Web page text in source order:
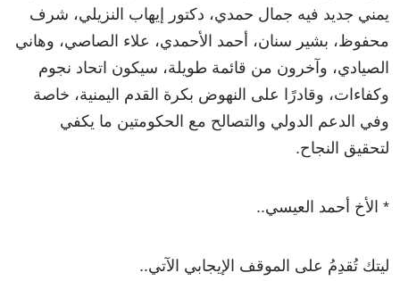
يمني جديد فيه جمال حمدي، دكتور إيهاب النزيلي، شرف
محفوظ، بشير سنان، أحمد الأحمدي، علاء الصاصي، وهاني
الصيادي، وآخرون من قائمة طويلة، سيكون اتحاد نجوم
وكفاءات، وقادرًا على النهوض بكرة القدم اليمنية، خاصة
وفي الدعم الدولي والتصالح مع الحكومتين ما يكفي
لتحقيق النجاح.
* الأخ أحمد العيسي..
ليتك تُقدِمُ على الموقف الإيجابي الآتي..